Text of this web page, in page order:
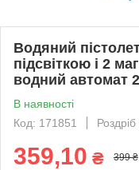
Водяний
підсвіткою і 2
водний автомат
В наявності
Код: 171851
Роздріб
359,10 ₴ 399 ₴